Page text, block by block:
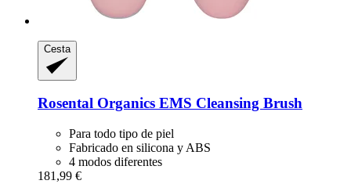
Cesta
Rosental Organics EMS Cleansing Brush
Para todo tipo de piel
Fabricado en silicona y ABS
4 modos diferentes
181,99 €